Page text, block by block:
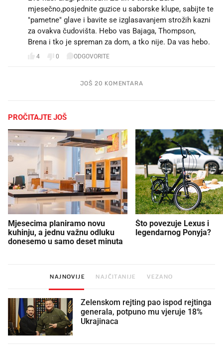
mjesečno,posjednite guzice u saborske klupe, sabijte te
"pametne" glave i bavite se izglasavanjem strožih kazni
za ovakva čudovišta. Hebo vas Bajaga, Thompson,
Brena i tko je spreman za dom, a tko nije. Da vas hebo.
4 0 ODGOVORITE
JOŠ 20 KOMENTARA
PROČITAJTE JOŠ
Mjesecima planiramo novu
kuhinju, a jednu važnu odluku
donesemo u samo deset minuta
Što povezuje Lexus i
legendarnog Ponyja?
NAJNOVIJE NAJČITANIJE VEZANO
Zelenskom rejting pao ispod rejtinga
generala, potpuno mu vjeruje 18%
Ukrajinaca